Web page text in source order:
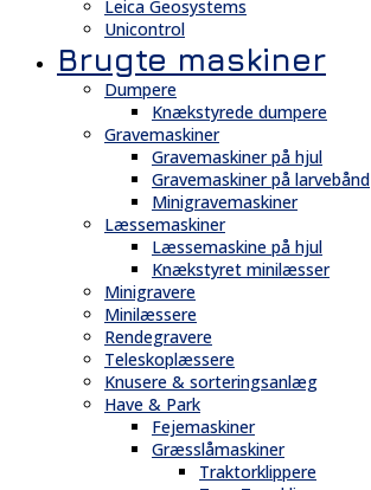
Leica Geosystems
Unicontrol
Brugte maskiner
Dumpere
Knækstyrede dumpere
Gravemaskiner
Gravemaskiner på hjul
Gravemaskiner på larvebånd
Minigravemaskiner
Læssemaskiner
Læssemaskine på hjul
Knækstyret minilæsser
Minigravere
Minilæssere
Rendegravere
Teleskoplæssere
Knusere & sorteringsanlæg
Have & Park
Fejemaskiner
Græsslåmaskiner
Traktorklippere